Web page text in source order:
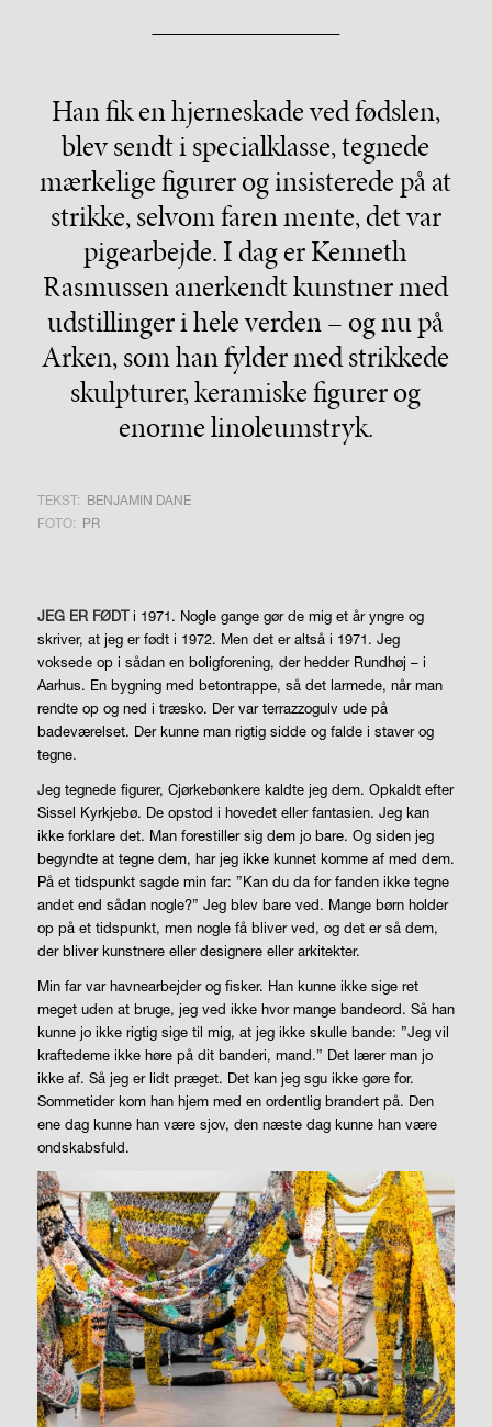
Han fik en hjerneskade ved fødslen,
blev sendt i specialklasse, tegnede
mærkelige figurer og insisterede på at
strikke, selvom faren mente, det var
pigearbejde. I dag er Kenneth
Rasmussen anerkendt kunstner med
udstillinger i hele verden – og nu på
Arken, som han fylder med strikkede
skulpturer, keramiske figurer og
enorme linoleumstryk.
TEKST: BENJAMIN DANE
FOTO: PR
JEG ER FØDTi 1971. Nogle gange gør de mig et år yngre og
skriver, at jeg er født i 1972. Men det er altså i 1971. Jeg
voksede op i sådan en boligforening, der hedder Rundhøj – i
Aarhus. En bygning med betontrappe, så det larmede, når man
rendte op og ned i træsko. Der var terrazzogulv ude på
badeværelset. Der kunne man rigtig sidde og falde i staver og
tegne.
Jeg tegnede figurer, Cjørkebønkere kaldte jeg dem. Opkaldt efter
Sissel Kyrkjebø. De opstod i hovedet eller fantasien. Jeg kan
ikke forklare det. Man forestiller sig dem jo bare. Og siden jeg
begyndte at tegne dem, har jeg ikke kunnet komme af med dem.
På et tidspunkt sagde min far: ”Kan du da for fanden ikke tegne
andet end sådan nogle?” Jeg blev bare ved. Mange børn holder
op på et tidspunkt, men nogle få bliver ved, og det er så dem,
der bliver kunstnere eller designere eller arkitekter.
Min far var havnearbejder og fisker. Han kunne ikke sige ret
meget uden at bruge, jeg ved ikke hvor mange bandeord. Så han
kunne jo ikke rigtig sige til mig, at jeg ikke skulle bande: ”Jeg vil
kraftedeme ikke høre på dit banderi, mand.” Det lærer man jo
ikke af. Så jeg er lidt præget. Det kan jeg sgu ikke gøre for.
Sommetider kom han hjem med en ordentlig brandert på. Den
ene dag kunne han være sjov, den næste dag kunne han være
ondskabsfuld.